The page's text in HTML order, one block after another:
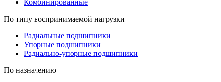
Комбинированные
По типу воспринимаемой нагрузки
Радиальные подшипники
Упорные подшипники
Радиально-упорные подшипники
По назначению